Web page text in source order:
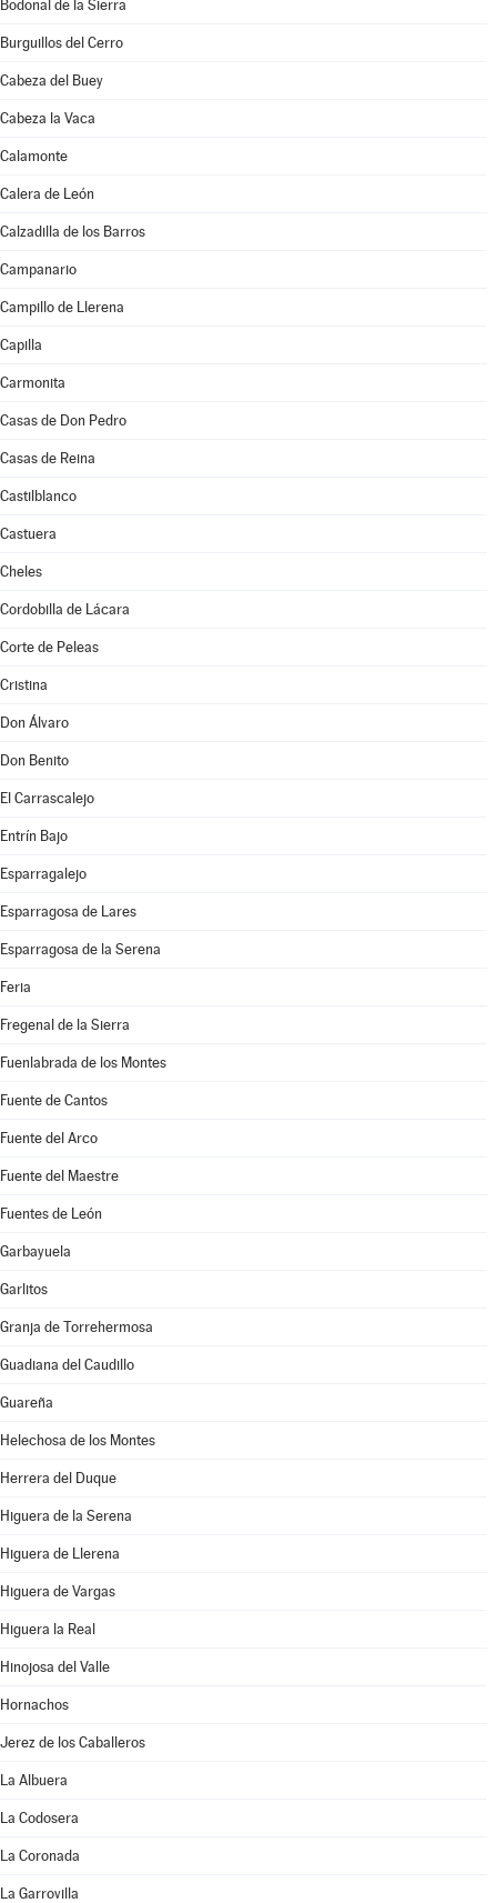
Bodonal de la Sierra
Burguillos del Cerro
Cabeza del Buey
Cabeza la Vaca
Calamonte
Calera de León
Calzadilla de los Barros
Campanario
Campillo de Llerena
Capilla
Carmonita
Casas de Don Pedro
Casas de Reina
Castilblanco
Castuera
Cheles
Cordobilla de Lácara
Corte de Peleas
Cristina
Don Álvaro
Don Benito
El Carrascalejo
Entrín Bajo
Esparragalejo
Esparragosa de Lares
Esparragosa de la Serena
Feria
Fregenal de la Sierra
Fuenlabrada de los Montes
Fuente de Cantos
Fuente del Arco
Fuente del Maestre
Fuentes de León
Garbayuela
Garlitos
Granja de Torrehermosa
Guadiana del Caudillo
Guareña
Helechosa de los Montes
Herrera del Duque
Higuera de la Serena
Higuera de Llerena
Higuera de Vargas
Higuera la Real
Hinojosa del Valle
Hornachos
Jerez de los Caballeros
La Albuera
La Codosera
La Coronada
La Garrovilla